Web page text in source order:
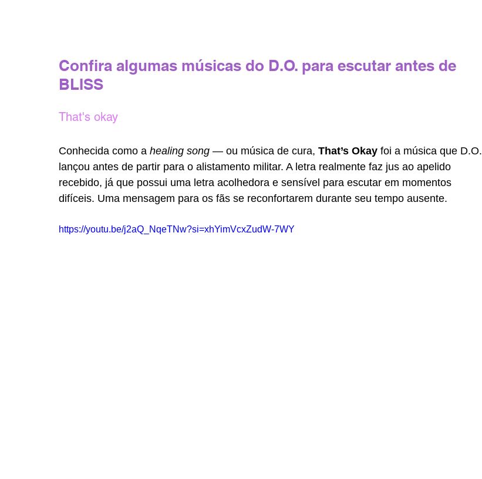
Confira algumas músicas do D.O. para escutar antes de
BLISS
That's okay
Conhecida como a healing song — ou música de cura, That’s Okay foi a música que D.O.
lançou antes de partir para o alistamento militar. A letra realmente faz jus ao apelido
recebido, já que possui uma letra acolhedora e sensível para escutar em momentos
difíceis. Uma mensagem para os fãs se reconfortarem durante seu tempo ausente.
https://youtu.be/j2aQ_NqeTNw?si=xhYimVcxZudW-7WY